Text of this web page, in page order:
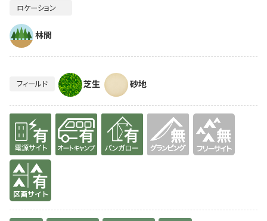
ロケーション
林間
フィールド 芝生 砂地
有り 有り 有り
有り